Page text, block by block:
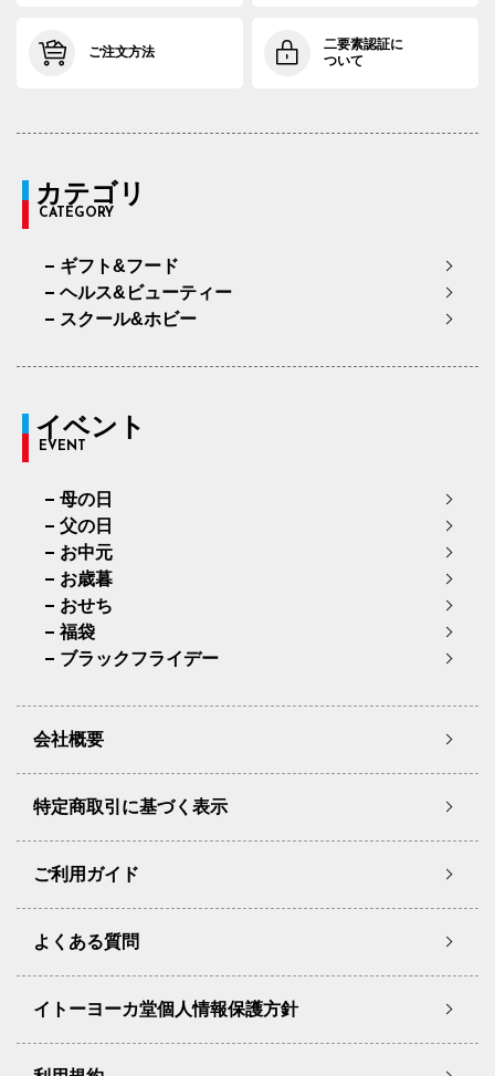
ご注文方法
二要素認証に
ついて
カテゴリ
CATEGORY
ギフト&フード
ヘルス&ビューティー
スクール&ホビー
イベント
EVENT
母の日
父の日
お中元
お歳暮
おせち
福袋
ブラックフライデー
会社概要
特定商取引に基づく表示
ご利用ガイド
よくある質問
イトーヨーカ堂個人情報保護方針